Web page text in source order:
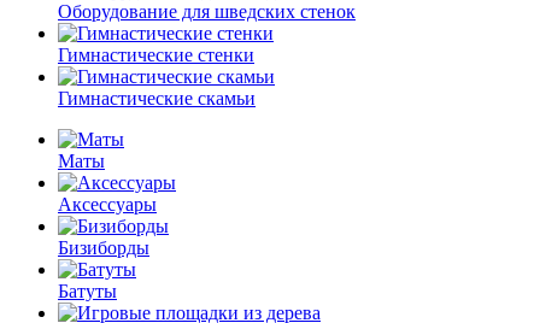
Оборудование для шведских стенок
Гимнастические стенки
Гимнастические скамьи
Маты
Аксессуары
Бизиборды
Батуты